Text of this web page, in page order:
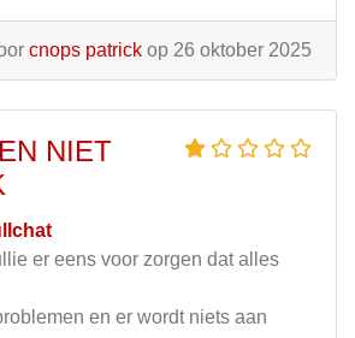
cnops patrick op 26 oktober 2025
NIET
er eens voor zorgen dat alles
en er wordt niets aan